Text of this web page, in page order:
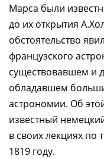
Марса были
до их открытия
обстоятельство
французского
существовавшем и
обладавшем
астрономии. Об
известный
в своих лекциях по
1819 году.